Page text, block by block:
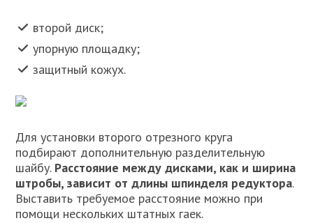
второй диск;
упорную площадку;
защитный кожух.
Для установки второго отрезного круга
подбирают дополнительную разделительную
шайбу. Расстояние между дисками, как и ширина
штробы, зависит от длины шпинделя редуктора.
Выставить требуемое расстояние можно при
помощи нескольких штатных гаек.